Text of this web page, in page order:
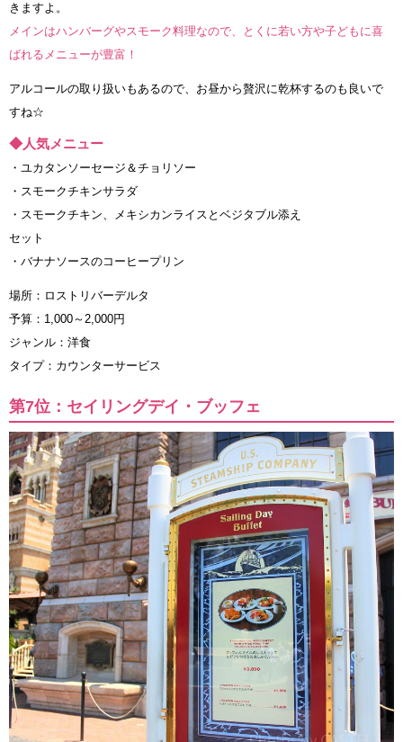
きますよ。
メインはハンバーグやスモーク料理なので、とくに若い方や子どもに喜
ばれるメニューが豊富！
アルコールの取り扱いもあるので、お昼から贅沢に乾杯するのも良いで
すね☆
◆人気メニュー
・ユカタンソーセージ＆チョリソー
・スモークチキンサラダ
・スモークチキン、メキシカンライスとベジタブル添え
セット
・バナナソースのコーヒープリン
場所：ロストリバーデルタ
予算：1,000～2,000円
ジャンル：洋食
タイプ：カウンターサービス
第7位：セイリングデイ・ブッフェ